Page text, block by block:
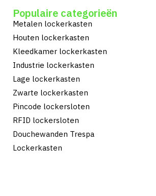
Populaire categorieën
Metalen lockerkasten
Houten lockerkasten
Kleedkamer lockerkasten
Industrie lockerkasten
Lage lockerkasten
Zwarte lockerkasten
Pincode lockersloten
RFID lockersloten
Douchewanden Trespa
Lockerkasten